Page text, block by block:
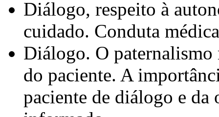
Diálogo, respeito à
cuidado. Conduta
Diálogo. O
do paciente. A
paciente de diálogo e da